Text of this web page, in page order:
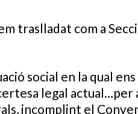
traslladat com a
social en la qual
legal
incomplint el